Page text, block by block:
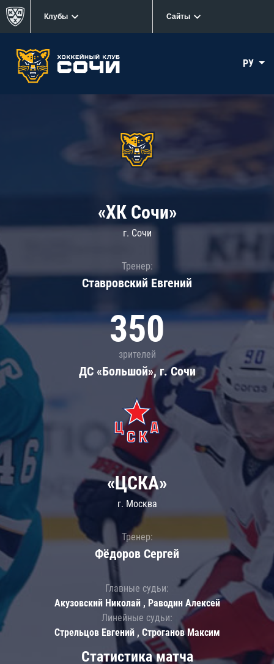
Клубы Сайты
РУ
«ХК Сочи»
г. Сочи
Тренер:
Ставровский Евгений
350
зрителей
ДС «Большой», г. Сочи
Статистика матча
«ЦСКА»
г. Москва
Тренер:
Фёдоров Сергей
Главные судьи:
Акузовский Николай , Раводин Алексей
Линейные судьи:
Стрельцов Евгений , Строганов Максим